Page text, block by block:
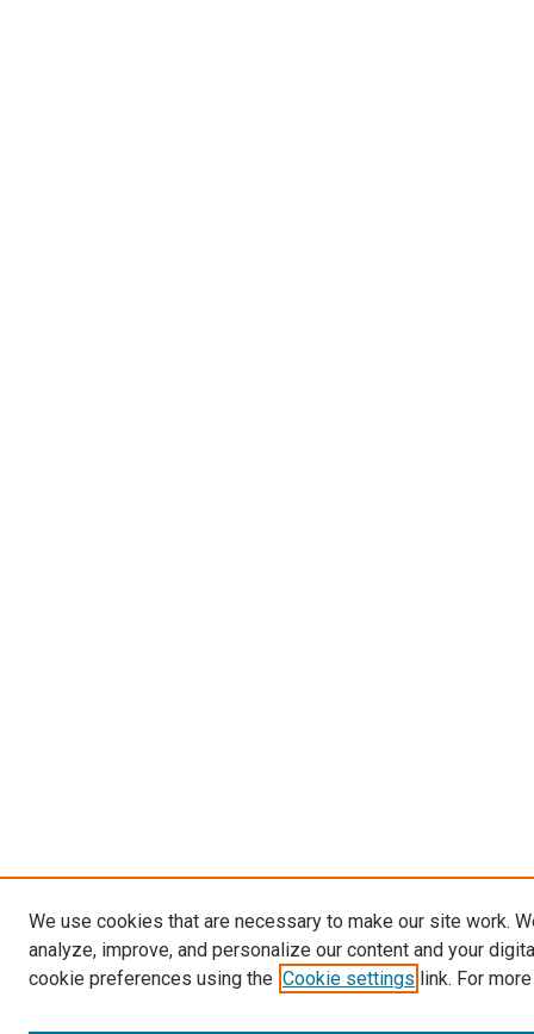
We use cookies that are necessary to make our site work.
analyze, improve, and personalize our content and your
cookie preferences using the Cookie settings link. For